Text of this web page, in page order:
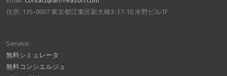
住所: 135-0007 東京都江東区新大橋3-17-10 水野ビル1F
Service:
無料シミュレータ
無料コンシエルジュ